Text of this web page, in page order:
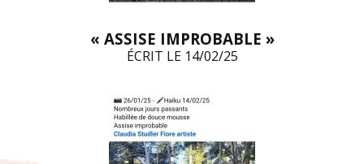
« ASSISE IMPROBABLE »
ÉCRIT LE 14/02/25